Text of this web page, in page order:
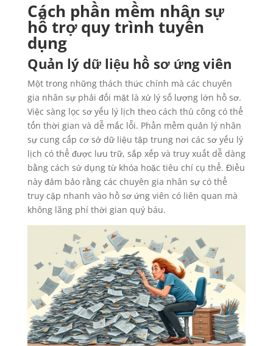
Cách phần mềm nhân sự
hỗ trợ quy trình tuyển
dụng
Quản lý dữ liệu hồ sơ ứng viên
Một trong những thách thức chính mà các chuyên
gia nhân sự phải đối mặt là xử lý số lượng lớn hồ sơ.
Việc sàng lọc sơ yếu lý lịch theo cách thủ công có thể
tốn thời gian và dễ mắc lỗi. Phần mềm quản lý nhân
sự cung cấp cơ sở dữ liệu tập trung nơi các sơ yếu lý
lịch có thể được lưu trữ, sắp xếp và truy xuất dễ dàng
bằng cách sử dụng từ khóa hoặc tiêu chí cụ thể. Điều
này đảm bảo rằng các chuyên gia nhân sự có thể
truy cập nhanh vào hồ sơ ứng viên có liên quan mà
không lãng phí thời gian quý báu.